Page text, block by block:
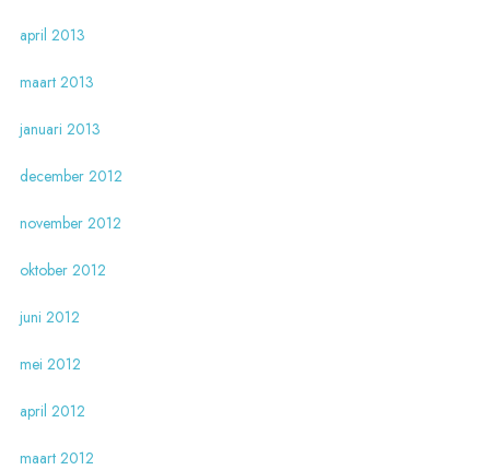
april 2013
maart 2013
januari 2013
december 2012
november 2012
oktober 2012
juni 2012
mei 2012
april 2012
maart 2012